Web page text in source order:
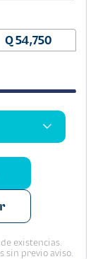
existencias.
sin previo aviso.